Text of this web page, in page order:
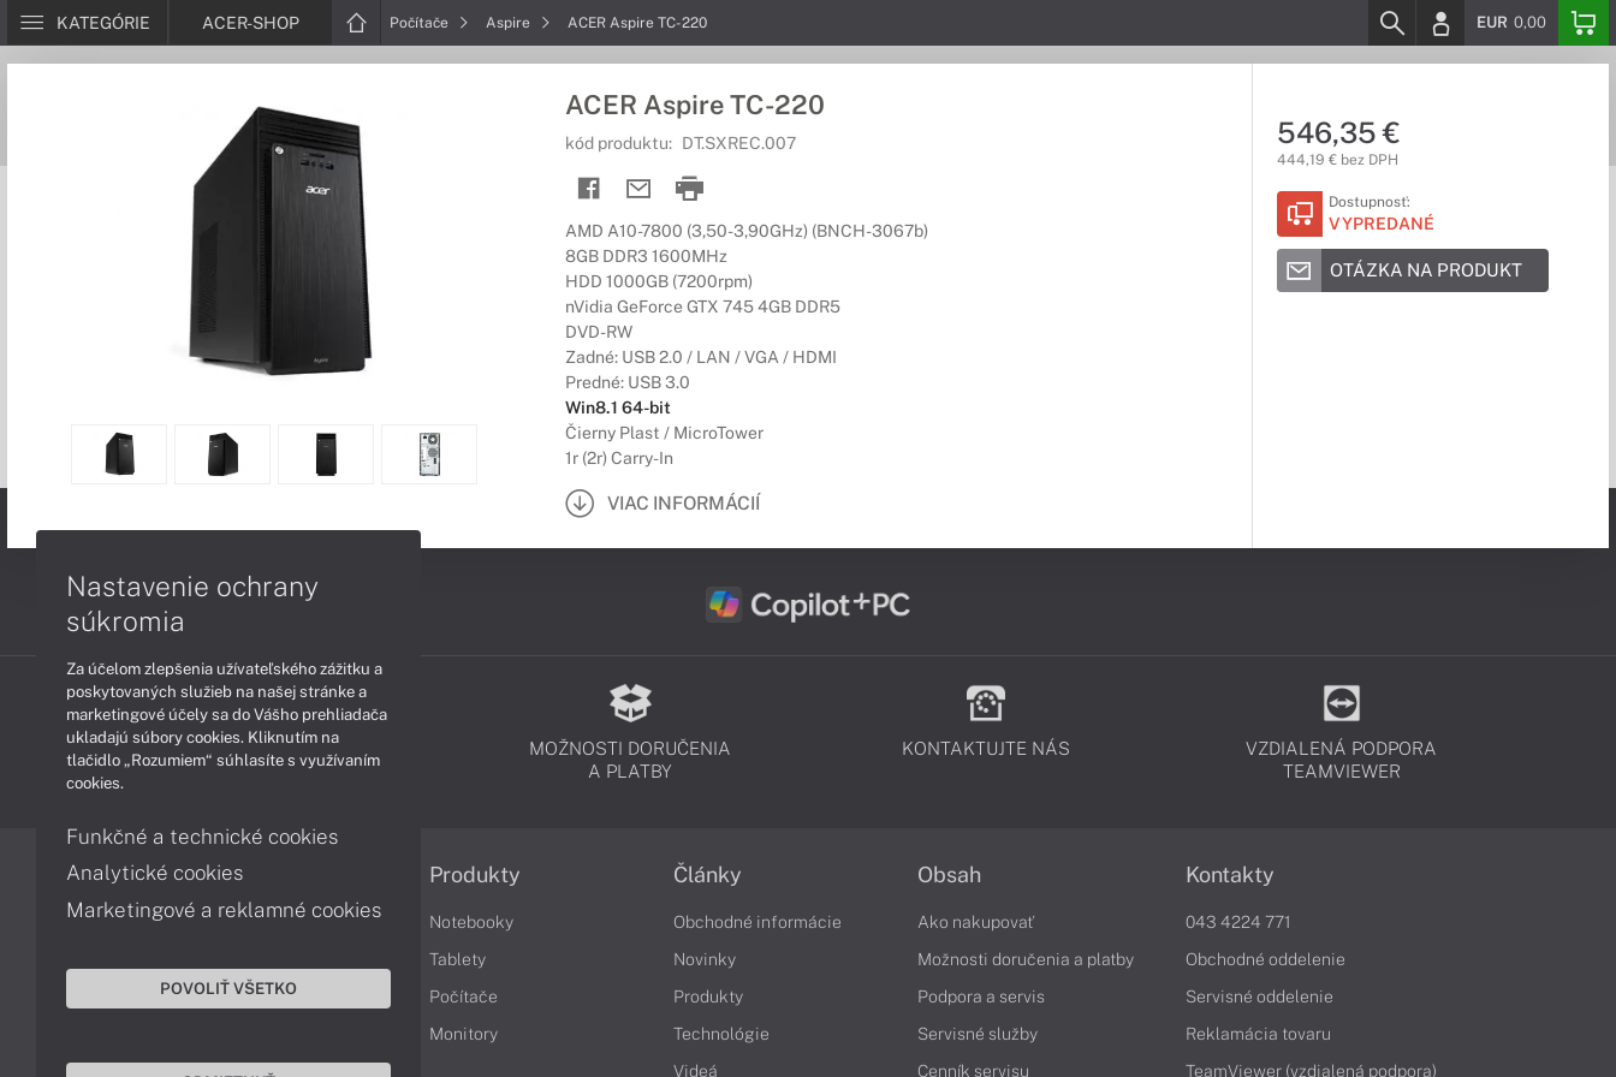
KATEGÓRIE ACER-SHOP Počítače Aspire ACER Aspire TC-220 EUR 0,00
ACER Aspire TC-220
kód produktu: DT.SXREC.007
AMD A10-7800 (3,50-3,90GHz) (BNCH-3067b)
8GB DDR3 1600MHz
HDD 1000GB (7200rpm)
nVidia GeForce GTX 745 4GB DDR5
DVD-RW
Zadné: USB 2.0 / LAN / VGA / HDMI
Predné: USB 3.0
Win8.1 64-bit
Čierny Plast / MicroTower
1r (2r) Carry-In
VIAC INFORMÁCIÍ
546,35 €
444,19 € bez DPH
Dostupnosť:
VYPREDANÉ
OTÁZKA NA PRODUKT
PODPORA A SERVIS
MOŽNOSTI DORUČENIA
A PLATBY
KONTAKTUJTE NÁS
VZDIALENÁ PODPORA
TEAMVIEWER
Informácie
Obchodné podmienky
Ochrana osobných údajov
Vyhlásenie o prístupnosti
Produkty
Notebooky
Tablety
Počítače
Monitory
Články
Obchodné informácie
Novinky
Produkty
Technológie
Videá
Obsah
Ako nakupovať
Možnosti doručenia a platby
Podpora a servis
Servisné služby
Cenník servisu
Kontakty
043 4224 771
Obchodné oddelenie
Servisné oddelenie
Reklamácia tovaru
TeamViewer (vzdialená podpora)
Nastavenie ochrany
súkromia
Za účelom zlepšenia užívateľského zážitku a
poskytovaných služieb na našej stránke a
marketingové účely sa do Vášho prehliadača
ukladajú súbory cookies. Kliknutím na
tlačidlo „Rozumiem“ súhlasíte s využívaním
cookies.
Funkčné a technické cookies
Analytické cookies
Marketingové a reklamné cookies
POVOLIŤ VŠETKO